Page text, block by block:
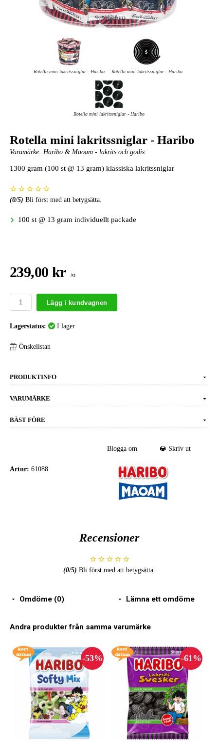
Rotella mini lakritssniglar - Haribo Rotella mini lakritssniglar - Haribo
Rotella mini lakritssniglar - Haribo
Rotella mini lakritssniglar - Haribo
Varumärke: Haribo & Maoam - lakrits och godis
1300 gram (100 st @ 13 gram) klassiska lakritssniglar
(0/5) Bli först med att betygsätta.
100 st @ 13 gram individuellt packade
239,00 kr /st
Lägg i kundvagnen
Lagerstatus: I lager
Önskelistan
PRODUKTINFO
VARUMÄRKE
BÄST FÖRE
Blogga om Skriv ut
Artnr: 61088
Recensioner
(0/5) Bli först med att betygsätta.
Omdöme (0) Lämna ett omdöme
Andra produkter från samma varumärke